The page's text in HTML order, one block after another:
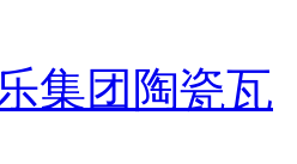
集团陶瓷瓦